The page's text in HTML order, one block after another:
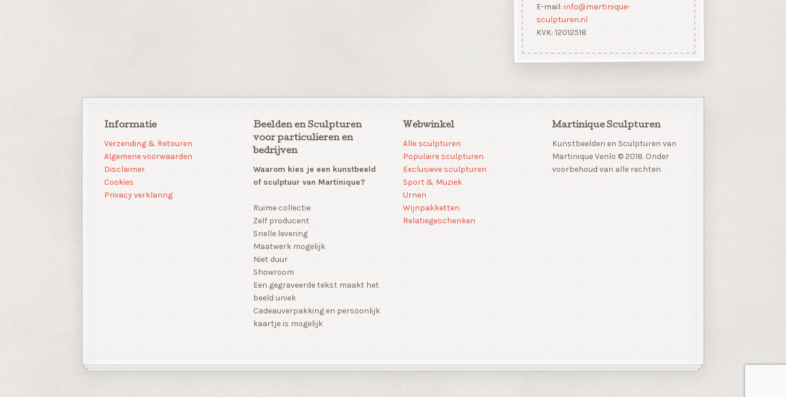
E-mail: info@martinique-
sculpturen.nl
KVK: 12012518
Informatie
Verzending & Retouren
Algemene voorwaarden
Disclaimer
Cookies
Privacy verklaring
Beelden en Sculpturen
voor particulieren en
bedrijven
Waarom kies je een kunstbeeld
of sculptuur van Martinique?
Ruime collectie
Zelf producent
Snelle levering
Maatwerk mogelijk
Niet duur
Showroom
Een gegraveerde tekst maakt het
beeld uniek
Cadeauverpakking en persoonlijk
kaartje is mogelijk
Webwinkel
Alle sculpturen
Populaire sculpturen
Exclusieve sculpturen
Sport & Muziek
Urnen
Wijnpakketten
Relatiegeschenken
Martinique Sculpturen
Kunstbeelden en Sculpturen van
Martinique Venlo © 2018. Onder
voorbehoud van alle rechten